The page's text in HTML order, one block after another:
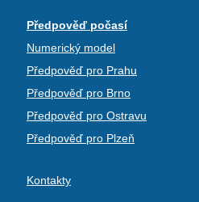
Předpověď počasí
Numerický model
Předpověď pro Prahu
Předpověď pro Brno
Předpověď pro Ostravu
Předpověď pro Plzeň
Kontakty